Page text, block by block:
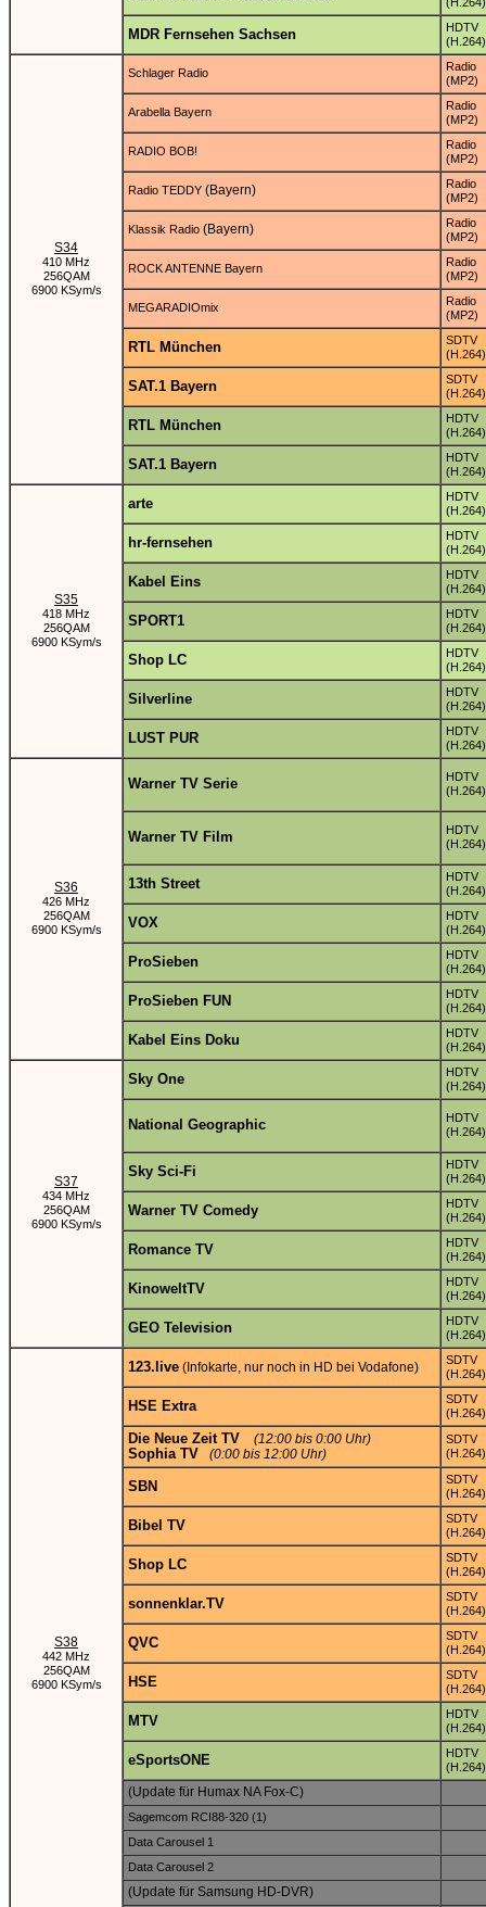
MDR Fernsehen Sachsen
HDTV
(H.264)
S34
410 MHz
256QAM
6900 KSym/s
Schlager Radio
Radio
(MP2)
Arabella Bayern
Radio
(MP2)
RADIO BOB!
Radio
(MP2)
Radio TEDDY (Bayern)
Radio
(MP2)
Klassik Radio (Bayern)
Radio
(MP2)
ROCK ANTENNE Bayern
Radio
(MP2)
MEGARADIOmix
Radio
(MP2)
RTL München
SDTV
(H.264)
SAT.1 Bayern
SDTV
(H.264)
RTL München
HDTV
(H.264)
SAT.1 Bayern
HDTV
(H.264)
S35
418 MHz
256QAM
6900 KSym/s
arte
HDTV
(H.264)
hr-fernsehen
HDTV
(H.264)
Kabel Eins
HDTV
(H.264)
SPORT1
HDTV
(H.264)
Shop LC
HDTV
(H.264)
Silverline
HDTV
(H.264)
LUST PUR
HDTV
(H.264)
S36
426 MHz
256QAM
6900 KSym/s
Warner TV Serie
HDTV
(H.264)
Warner TV Film
HDTV
(H.264)
13th Street
HDTV
(H.264)
VOX
HDTV
(H.264)
ProSieben
HDTV
(H.264)
ProSieben FUN
HDTV
(H.264)
Kabel Eins Doku
HDTV
(H.264)
S37
434 MHz
256QAM
6900 KSym/s
Sky One
HDTV
(H.264)
National Geographic
HDTV
(H.264)
Sky Sci-Fi
HDTV
(H.264)
Warner TV Comedy
HDTV
(H.264)
Romance TV
HDTV
(H.264)
KinoweltTV
HDTV
(H.264)
GEO Television
HDTV
(H.264)
S38
442 MHz
256QAM
6900 KSym/s
123.live (Infokarte, nur noch in HD bei Vodafone)
SDTV
(H.264)
HSE Extra
SDTV
(H.264)
Die Neue Zeit TV (12:00 bis 0:00 Uhr)
Sophia TV (0:00 bis 12:00 Uhr)
SDTV
(H.264)
SBN
SDTV
(H.264)
Bibel TV
SDTV
(H.264)
Shop LC
SDTV
(H.264)
sonnenklar.TV
SDTV
(H.264)
QVC
SDTV
(H.264)
HSE
SDTV
(H.264)
MTV
HDTV
(H.264)
eSportsONE
HDTV
(H.264)
(Update für Humax NA Fox-C)
Sagemcom RCI88-320 (1)
Data Carousel 1
Data Carousel 2
(Update für Samsung HD-DVR)